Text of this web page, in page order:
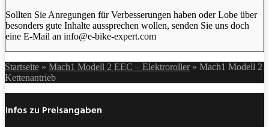
Sollten Sie Anregungen für Verbesserungen haben oder Lobe über
besonders gute Inhalte aussprechen wollen, senden Sie uns doch
eine E-Mail an info@e-bike-expert.com
Startseite » Mach1 Modell 2 EEC – Elektroroller» Mach1 Modell 2
Kettenantrieb
Infos zu Preisangaben